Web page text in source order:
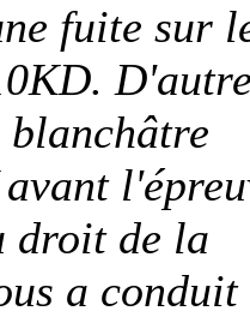
fuite sur
droit de la
a conduit